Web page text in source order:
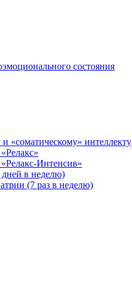
состояния
«соматическому» интеллекту
Интенсив»
дней в неделю)
(7 раз в неделю)